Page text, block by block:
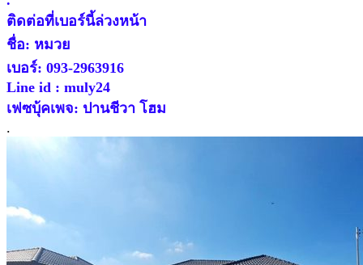
ติดต่อที่เบอร์นี้ล่วงหน้า
ชื่อ: หมวย
เบอร์: 093-2963916
Line id : muly24
เฟซบุ้คเพจ: ปานชีวา โฮม
.